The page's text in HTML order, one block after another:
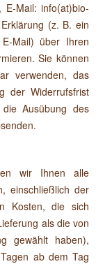
Mail: info(at)bio-
(z. B. ein
Mail) über Ihren
Sie können
verwenden, das
der Widerrufsfrist
Ausübung des
wir Ihnen alle
einschließlich der
Kosten, die sich
als die von
gewählt haben),
ab dem Tag